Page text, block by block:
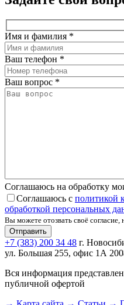
Имя и фамилия *
Ваш телефон *
Ваш вопрос *
Соглашаюсь на обработку
Соглашаюсь с политикой
обработкой персональных
Вы можете отозвать своё
+7 (383) 200 34 48 г.
ул. Большая 255, офис 1А
Вся информация
публичной офертой